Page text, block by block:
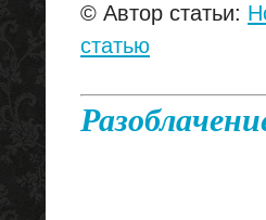
© Автор статьи:
статью